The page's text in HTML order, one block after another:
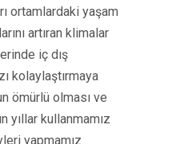
ortamlardaki yaşam
artıran klimalar
iç dış
kolaylaştırmaya
ömürlü olması ve
yıllar kullanmamız
yapmamız